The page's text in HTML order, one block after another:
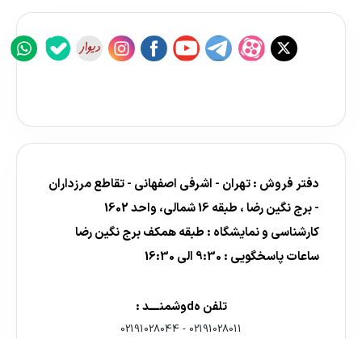
دفتر فروش : تهران - اشرفی اصفهانی - تقاطع مرزداران
- برج نگین رضا ، طبقه 16 شمالی، واحد 1602
کارشناسی و نمایشگاه : طبقه همکف برج نگین رضا
ساعات پاسخگویی : 9:30 الی 16:30
تلفن هdوشمنــــد :
02191028011
-
02191028044